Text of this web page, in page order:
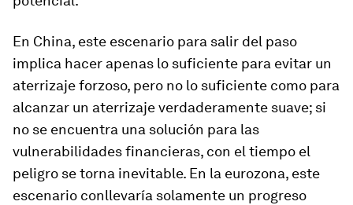
En China, este escenario para salir del paso
implica hacer apenas lo suficiente para evitar un
aterrizaje forzoso, pero no lo suficiente como para
alcanzar un aterrizaje verdaderamente suave; si
no se encuentra una solución para las
vulnerabilidades financieras, con el tiempo el
peligro se torna inevitable. En la eurozona, este
escenario conllevaría solamente un progreso